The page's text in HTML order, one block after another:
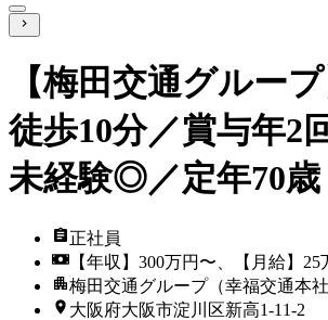
【梅田交通グルー
徒歩10分／賞与年2
未経験◎／定年70歳
正社員
【年収】300万円〜、【月給】25
梅田交通グループ（幸福交通本社
大阪府大阪市淀川区新高1-11-2